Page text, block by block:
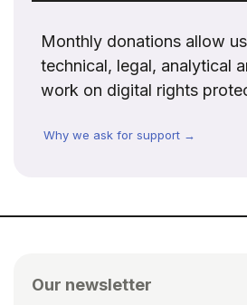
Monthly donations allow
technical, legal, analytical
work on digital rights
Why we ask for support →
Our newsletter